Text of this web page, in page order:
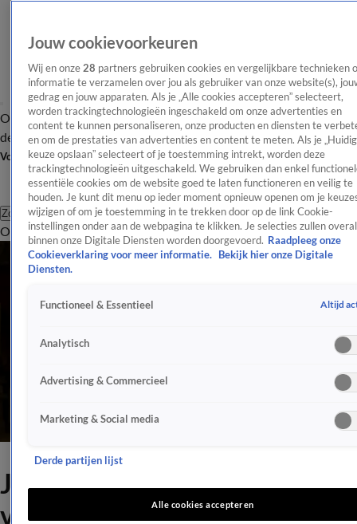
OverzichtAfleveringen Entertainment TV Algemeen
Tip
de redactieNieuwsbrief
Volg Shownieuws
Zoeken
OverzichtEntertainmentSpraakmakendRealityCrimeVideo's
Jade Anna emotioneel om
vertrek naar Rome: 'Heel
Jouw cookievoorkeuren
Wij en onze 28 partners gebruiken cookies en vergelijkbare technieken
informatie te verzamelen over jou als gebruiker van onze website(s),
gedrag en jouw apparaten. Als je „Alle cookies accepteren” selecteert,
worden trackingtechnologieën ingeschakeld om onze advertenties en
content te kunnen personaliseren, onze producten en diensten te
en om de prestaties van advertenties en content te meten. Als je
keuze opslaan” selecteert of je toestemming intrekt, worden deze
trackingtechnologieën uitgeschakeld. We gebruiken dan enkel
essentiële cookies om de website goed te laten functioneren en veilig te
houden. Je kunt dit menu op ieder moment opnieuw openen om je
wijzigen of om je toestemming in te trekken door op de link Cookie-
instellingen onder aan de webpagina te klikken. Je selecties zullen overal
binnen onze Digitale Diensten worden doorgevoerd. Raadpleeg onze
Cookieverklaring voor meer informatie.
Bekijk hier onze Digitale
Diensten.
Functioneel & Essentieel Altijd
Analytisch
Advertising & Commercieel
Marketing & Social media
Derde partijen lijst
Alle cookies accepteren